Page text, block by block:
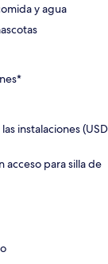
y agua
instalaciones (USD
acceso para silla de